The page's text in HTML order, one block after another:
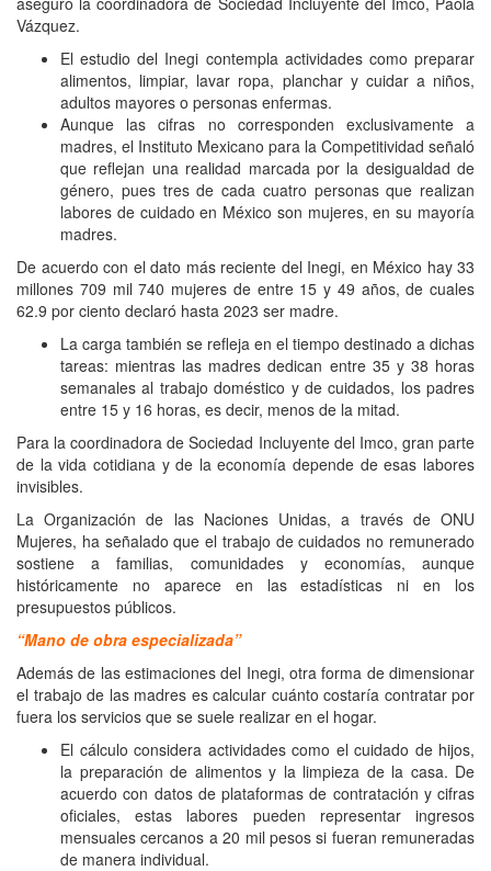
Vázquez.
El estudio del Inegi contempla actividades como preparar
alimentos, limpiar, lavar ropa, planchar y cuidar a niños,
adultos mayores o personas enfermas.
Aunque las cifras no corresponden exclusivamente a
madres, el Instituto Mexicano para la Competitividad señaló
que reflejan una realidad marcada por la desigualdad de
género, pues tres de cada cuatro personas que realizan
labores de cuidado en México son mujeres, en su mayoría
madres.
De acuerdo con el dato más reciente del Inegi, en México hay 33
millones 709 mil 740 mujeres de entre 15 y 49 años, de cuales
62.9 por ciento declaró hasta 2023 ser madre.
La carga también se refleja en el tiempo destinado a dichas
tareas: mientras las madres dedican entre 35 y 38 horas
semanales al trabajo doméstico y de cuidados, los padres
entre 15 y 16 horas, es decir, menos de la mitad.
Para la coordinadora de Sociedad Incluyente del Imco, gran parte
de la vida cotidiana y de la economía depende de esas labores
invisibles.
La Organización de las Naciones Unidas, a través de ONU
Mujeres, ha señalado que el trabajo de cuidados no remunerado
sostiene a familias, comunidades y economías, aunque
históricamente no aparece en las estadísticas ni en los
presupuestos públicos.
“Mano de obra especializada”
Además de las estimaciones del Inegi, otra forma de dimensionar
el trabajo de las madres es calcular cuánto costaría contratar por
fuera los servicios que se suele realizar en el hogar.
El cálculo considera actividades como el cuidado de hijos,
la preparación de alimentos y la limpieza de la casa. De
acuerdo con datos de plataformas de contratación y cifras
oficiales, estas labores pueden representar ingresos
mensuales cercanos a 20 mil pesos si fueran remuneradas
de manera individual.